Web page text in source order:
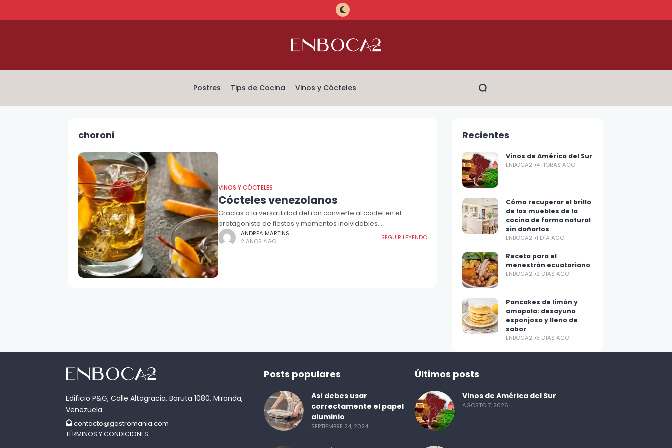
Postres Tips de Cocina Vinos y Cócteles
choroni
VINOS Y CÓCTELES
Cócteles venezolanos
Gracias a la versatilidad del ron convierte al cóctel en el
protagonista de fiestas y momentos inolvidables...
ANDREA MARTINS
2 AÑOS AGO
SEGUIR LEYENDO
Recientes
Vinos de América del Sur
ENBOCA2 4 HORAS AGO
Cómo recuperar el brillo
de los muebles de la
cocina de forma natural
sin dañarlos
ENBOCA2 1 DÍA AGO
Receta para el
menestrón ecuatoriano
ENBOCA2 2 DÍAS AGO
Pancakes de limón y
amapola: desayuno
esponjoso y lleno de
sabor
ENBOCA2 3 DÍAS AGO
Edificio P&G, Calle Altagracia, Baruta 1080, Miranda,
Venezuela.
contacto@gastromania.com
TÉRMINOS Y CONDICIONES
Posts populares
Así debes usar
correctamente el papel
aluminio
SEPTIEMBRE 24, 2024
Últimos posts
Vinos de América del Sur
AGOSTO 7, 2026